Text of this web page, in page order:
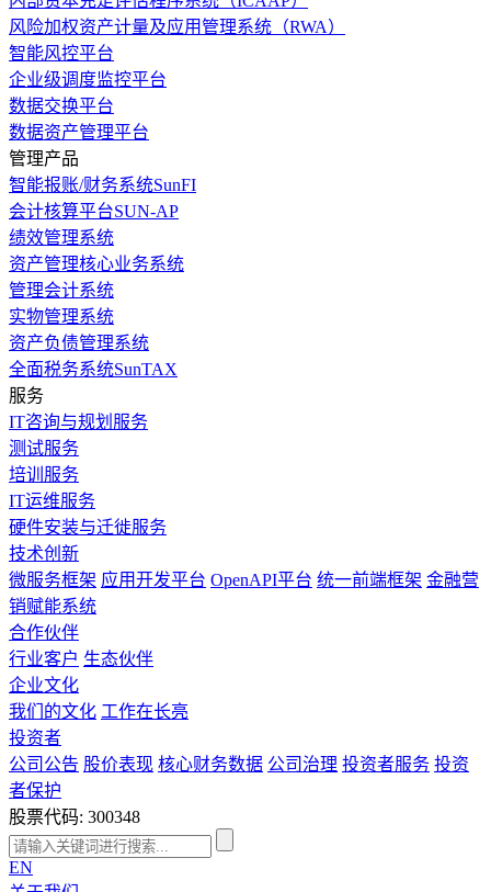
风险加权资产计量及应用管理系统（RWA）
智能风控平台
企业级调度监控平台
数据交换平台
数据资产管理平台
管理产品
智能报账/财务系统SunFI
会计核算平台SUN-AP
绩效管理系统
资产管理核心业务系统
管理会计系统
实物管理系统
资产负债管理系统
全面税务系统SunTAX
服务
IT咨询与规划服务
测试服务
培训服务
IT运维服务
硬件安装与迁徙服务
技术创新
微服务框架 应用开发平台 OpenAPI平台 统一前端框架 金融营
销赋能系统
合作伙伴
行业客户 生态伙伴
企业文化
我们的文化 工作在长亮
投资者
公司公告 股价表现 核心财务数据 公司治理 投资者服务 投资
者保护
股票代码: 300348
EN